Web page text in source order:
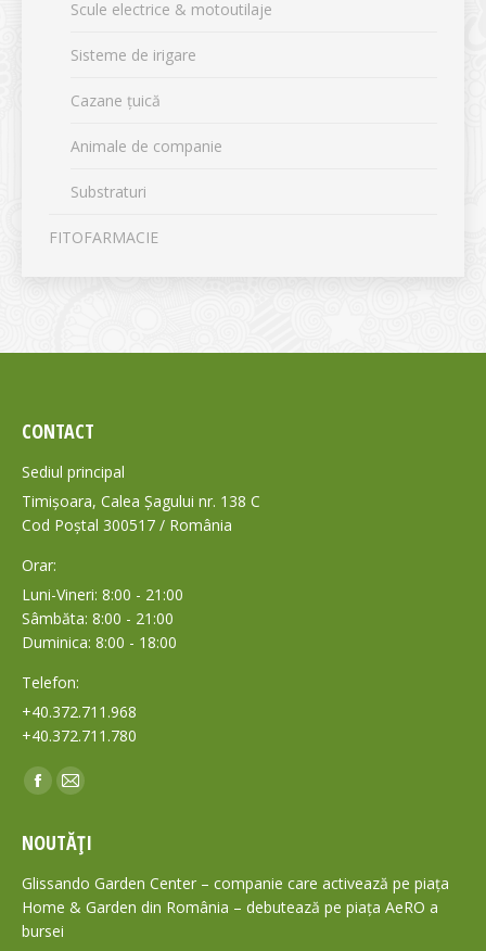
Scule electrice & motoutilaje
Sisteme de irigare
Cazane țuică
Animale de companie
Substraturi
FITOFARMACIE
CONTACT
Sediul principal
Timișoara, Calea Șagului nr. 138 C
Cod Poștal 300517 / România
Orar:
Luni-Vineri: 8:00 - 21:00
Sâmbăta: 8:00 - 21:00
Duminica: 8:00 - 18:00
Telefon:
+40.372.711.968
+40.372.711.780
Find us on:
Facebook
opens
in
new
window
Mail
opens
in
new
NOUTĂȚI
Glissando Garden Center – companie care activează pe piața
Home & Garden din România – debutează pe piața AeRO a
bursei